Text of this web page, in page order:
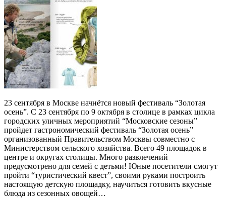
23 сентября в Москве начнётся новый фестиваль “Золотая
осень”. C 23 сентября по 9 октября в столице в рамках цикла
городских уличных мероприятий “Московские сезоны”
пройдет гастрономический фестиваль “Золотая осень”
организованный Правительством Москвы совместно с
Министерством сельского хозяйства. Всего 49 площадок в
центре и округах столицы. Много развлечений
предусмотрено для семей с детьми! Юные посетители смогут
пройти “туристический квест”, своими руками построить
настоящую детскую площадку, научиться готовить вкусные
блюда из сезонных овощей…